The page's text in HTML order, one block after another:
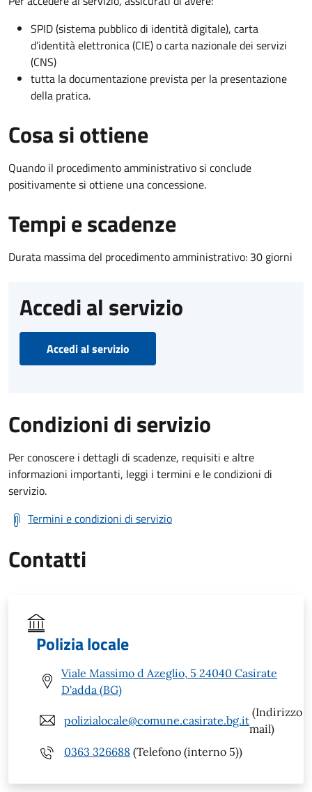
SPID (sistema pubblico di identità digitale), carta
d’identità elettronica (CIE) o carta nazionale dei servizi
(CNS)
tutta la documentazione prevista per la presentazione
della pratica.
Cosa si ottiene
Quando il procedimento amministrativo si conclude
positivamente si ottiene una concessione.
Tempi e scadenze
Durata massima del procedimento amministrativo: 30 giorni
Accedi al servizio
Accedi al servizio
Condizioni di servizio
Per conoscere i dettagli di scadenze, requisiti e altre
informazioni importanti, leggi i termini e le condizioni di
servizio.
Termini e condizioni di servizio
Contatti
Polizia locale
Viale Massimo d Azeglio, 5 24040 Casirate
D'adda (BG)
polizialocale@comune.casirate.bg.it
(Indirizzo
mail)
0363 326688 (Telefono (interno 5))